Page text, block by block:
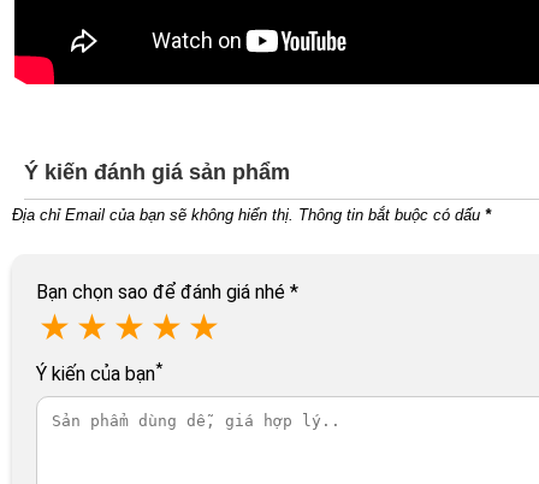
Ý kiến đánh giá sản phẩm
Địa chỉ Email của bạn sẽ không hiển thị. Thông tin bắt buộc có dấu *
Bạn chọn sao để đánh giá nhé *
★ ★ ★ ★ ★
Ý kiến của bạn*